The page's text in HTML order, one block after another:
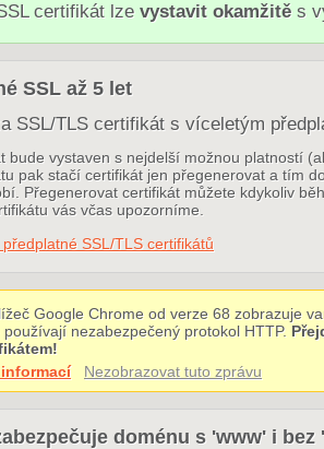
certifikát lze vystavit okamžitěs
SSL až 5 let
SSL/TLS certifikát s víceletým
bude vystaven s nejdelší možnou platností
pak stačí certifikát jen přegenerovat a tím
Přegenerovat certifikát můžete kdykoliv
vás včas upozorníme.
SSL/TLS certifikátů
Google Chrome od verze 68 zobrazuje
používají nezabezpečený protokol HTTP.
Nezobrazovat tuto zprávu
doménu s 'www' i bez